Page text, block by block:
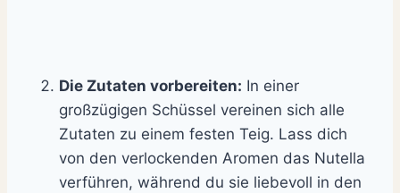
Die Zutaten vorbereiten: In einer
großzügigen Schüssel vereinen sich alle
Zutaten zu einem festen Teig. Lass dich
von den verlockenden Aromen das Nutella
verführen, während du sie liebevoll in den